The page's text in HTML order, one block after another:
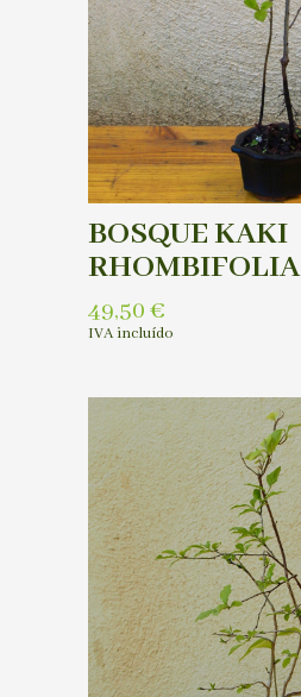
BOSQUE KAKI
RHOMBIFOLIA
49,50 €
IVA incluído